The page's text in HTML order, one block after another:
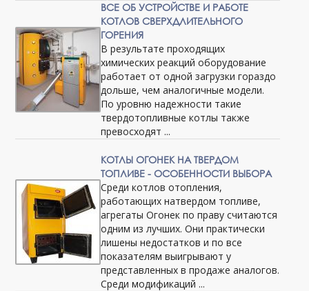
ВСЕ ОБ УСТРОЙСТВЕ И РАБОТЕ
КОТЛОВ СВЕРХДЛИТЕЛЬНОГО
ГОРЕНИЯ
В результате проходящих
химических реакций оборудование
работает от одной загрузки гораздо
дольше, чем аналогичные модели.
По уровню надежности такие
твердотопливные котлы также
превосходят ...
КОТЛЫ ОГОНЕК НА ТВЕРДОМ
ТОПЛИВЕ - ОСОБЕННОСТИ ВЫБОРА
Среди котлов отопления,
работающих натвердом топливе,
агрегаты Огонек по праву считаются
одним из лучших. Они практически
лишены недостатков и по все
показателям выигрывают у
представленных в продаже аналогов.
Среди модификаций ...